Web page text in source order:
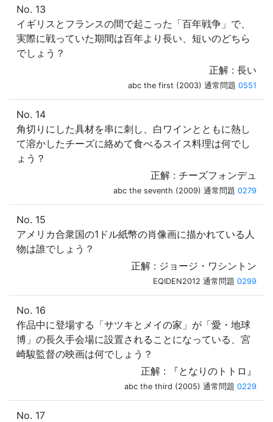
No. 13
イギリスとフランスの間で起こった「百年戦争」で、
実際に戦っていた期間は百年より長い、短いのどちら
でしょう？
正解 : 長い
abc the first (2003) 通常問題 0551
No. 14
角切りにした具材を串に刺し、白ワインとともに熱し
て溶かしたチーズに絡めて食べるスイス料理は何でし
ょう？
正解 : チーズフォンデュ
abc the seventh (2009) 通常問題 0279
No. 15
アメリカ合衆国の1ドル紙幣の肖像画に描かれている人
物は誰でしょう？
正解 : ジョージ・ワシントン
EQIDEN2012 通常問題 0299
No. 16
作品中に登場する「サツキとメイの家」が「愛・地球
博」の長久手会場に設置されることになっている、宮
崎駿監督の映画は何でしょう？
正解 : 『となりのトトロ』
abc the third (2005) 通常問題 0229
No. 17